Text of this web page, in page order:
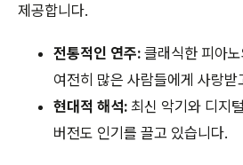
제공합니다.
전통적인 연주: 클래식한 피아
여전히 많은 사람들에게 사랑받
현대적 해석: 최신 악기와 디지
버전도 인기를 끌고 있습니다.